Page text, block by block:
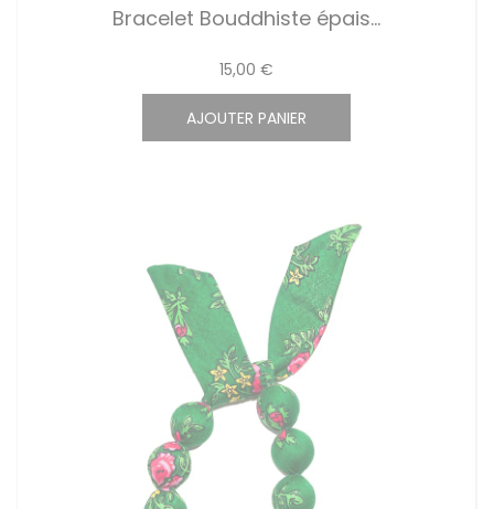
Bracelet Bouddhiste épais...
15,00 €
AJOUTER PANIER